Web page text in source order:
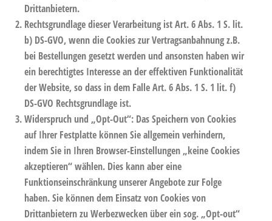
Drittanbietern.
Rechtsgrundlage dieser Verarbeitung ist Art. 6 Abs. 1 S. lit.
b) DS-GVO, wenn die Cookies zur Vertragsanbahnung z.B.
bei Bestellungen gesetzt werden und ansonsten haben wir
ein berechtigtes Interesse an der effektiven Funktionalität
der Website, so dass in dem Falle Art. 6 Abs. 1 S. 1 lit. f)
DS-GVO Rechtsgrundlage ist.
Widerspruch und „Opt-Out“: Das Speichern von Cookies
auf Ihrer Festplatte können Sie allgemein verhindern,
indem Sie in Ihren Browser-Einstellungen „keine Cookies
akzeptieren“ wählen. Dies kann aber eine
Funktionseinschränkung unserer Angebote zur Folge
haben. Sie können dem Einsatz von Cookies von
Drittanbietern zu Werbezwecken über ein sog. „Opt-out“